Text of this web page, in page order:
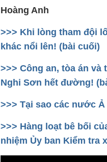
Hoàng Anh
>>> Khi lòng tham đội
khác nổi lên! (bài cuối)
>>> Công an, tòa án
Nghi Sơn hết đường!
>>> Tại sao các nước
>>> Hàng loạt bê bối
nhiệm Ủy ban Kiểm tra